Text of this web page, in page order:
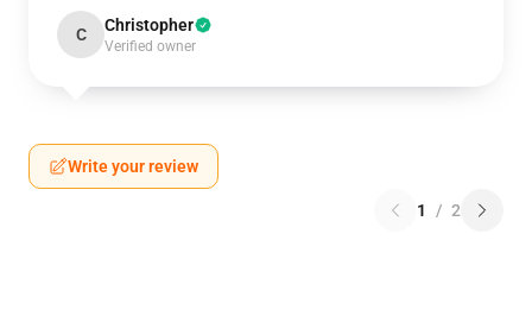
C Christopher
Verified owner
Write your review
1 / 2